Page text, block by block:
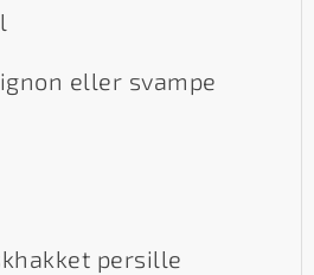
eller svampe
persille